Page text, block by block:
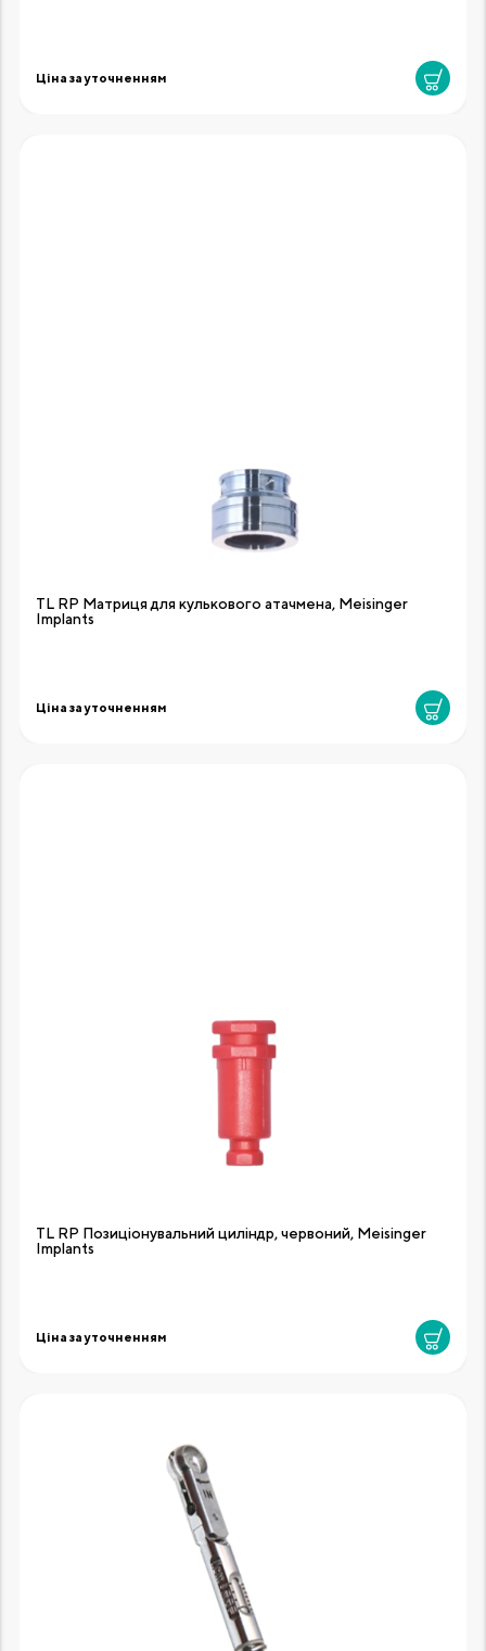
Ціна за уточненням
TL RP Матриця для кулькового атачмена, Meisinger
Implants
Ціна за уточненням
TL RP Позиціонувальний циліндр, червоний, Meisinger
Implants
Ціна за уточненням